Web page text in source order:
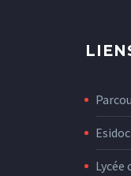
Esidoc
Lycée